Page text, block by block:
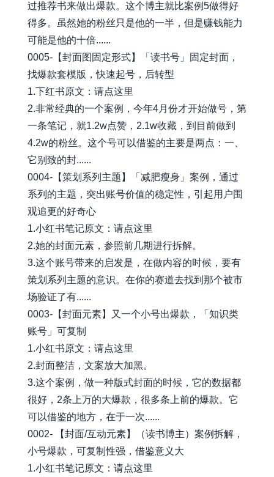
过推荐书来做出爆款。这个博主就比案例5做得好
得多。虽然她的粉丝只是他的一半，但是赚钱能力
可能是他的十倍......
0005-【封面图固定形式】「读书号」固定封面，
找爆款套模版，快速起号，后转型
1.下红书原文：请点这里
2.非常经典的一个案例，今年4月份才开始做号，第
一条笔记，就1.2w点赞，2.1w收藏，到目前做到
4.2w的粉丝。这个号可以借鉴的主要是两点：一、
它别致的封......
0004-【策划系列主题】「减肥瘦身」案例，通过
系列的主题，突出账号价值的稳定性，引起用户围
观追更的好奇心
1.小红书笔记原文：请点这里
2.她的封面元素，参照前几期进行拆解。
3.这个账号带来的启发是，在做内容的时候，要有
策划系列主题的意识。在你的赛道去找到那个被市
场验证了有......
0003-【封面元素】又一个小号出爆款，「知识类
账号」可复制
1.小红书原文：请点这里
2.封面整洁，文案放大加黑。
3.这个案例，做一种版式封面的时候，它的数据都
很好，2条上万的大爆款，很多条上前的爆款。它
可以借鉴的地方，在于一次......
0002- 【封面/互动元素】（读书博主）案例拆解，
小号爆款，可复制性强，借鉴意义大
1.小红书笔记原文：请点这里